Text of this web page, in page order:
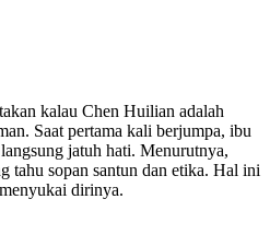
kalau Chen Huilian adalah
Saat pertama kali berjumpa, ibu
jatuh hati. Menurutnya,
tahu sopan santun dan etika. Hal ini
dirinya.